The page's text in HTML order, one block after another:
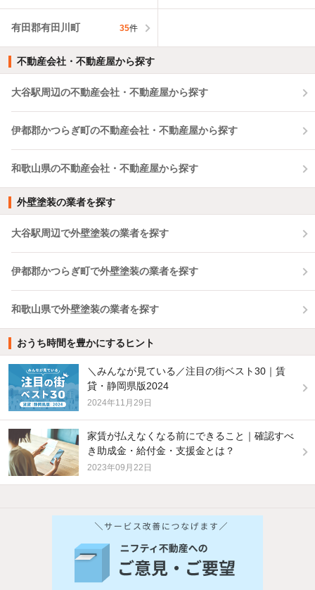
有田郡有田川町 35件
不動産会社・不動産屋から探す
大谷駅周辺の不動産会社・不動産屋から探す
伊都郡かつらぎ町の不動産会社・不動産屋から探す
和歌山県の不動産会社・不動産屋から探す
外壁塗装の業者を探す
大谷駅周辺で外壁塗装の業者を探す
伊都郡かつらぎ町で外壁塗装の業者を探す
和歌山県で外壁塗装の業者を探す
おうち時間を豊かにするヒント
＼みんなが見ている／注目の街ベスト30｜賃
貸・静岡県版2024
2024年11月29日
家賃が払えなくなる前にできること｜確認すべ
き助成金・給付金・支援金とは？
2023年09月22日
他の人はこんな条件で絞り込んでいます！
バス・トイレ別 2階以上